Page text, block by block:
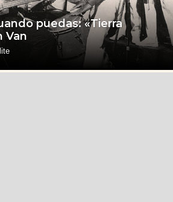
puedas: «Tierra
Van